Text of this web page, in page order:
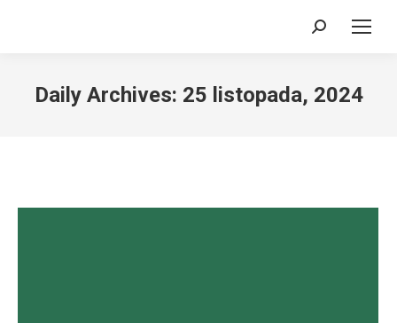
Search:
Daily Archives: 25 listopada, 2024